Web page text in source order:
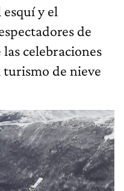
y el
de
celebraciones
turismo de nieve